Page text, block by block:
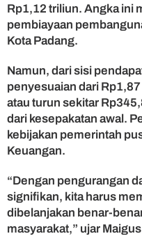
k
a
i
s
i
e
n
g
g
a
Rp1,12 triliun. Angka ini
pembiayaan
Kota Padang.
Namun, dari sisi
penyesuaian dari
atau turun sekitar
dari kesepakatan awal.
kebijakan pemerintah
Keuangan.
“Dengan pengurangan
signifikan, kita harus
dibelanjakan benar-
masyarakat,” ujar